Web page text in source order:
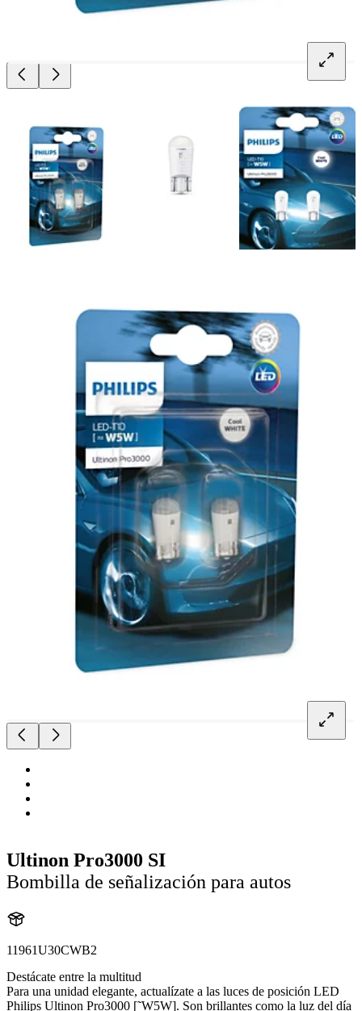
Ultinon Pro3000 SI
Bombilla de señalización para autos
11961U30CWB2
Destácate entre la multitud
Para una unidad elegante, actualízate a las luces de posición LED
Philips Ultinon Pro3000 [˜W5W]. Son brillantes como la luz del día